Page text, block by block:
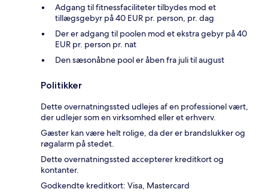
Adgang til fitnessfaciliteter tilbydes mod et
tillægsgebyr på 40 EUR pr. person, pr. dag
Der er adgang til poolen mod et ekstra gebyr på 40
EUR pr. person pr. nat
Den sæsonåbne pool er åben fra juli til august
Politikker
Dette overnatningssted udlejes af en professionel vært,
der udlejer som en virksomhed eller et erhverv.
Gæster kan være helt rolige, da der er brandslukker og
røgalarm på stedet.
Dette overnatningssted accepterer kreditkort og
kontanter.
Godkendte kreditkort: Visa, Mastercard